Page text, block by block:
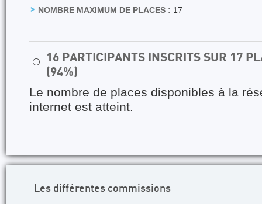
NOMBRE MAXIMUM DE PLACES : 17
⚪
16 PARTICIPANTS INSCRITS SUR 17
(94%)
Le nombre de places disponibles à la
internet est atteint.
Les différentes commissions